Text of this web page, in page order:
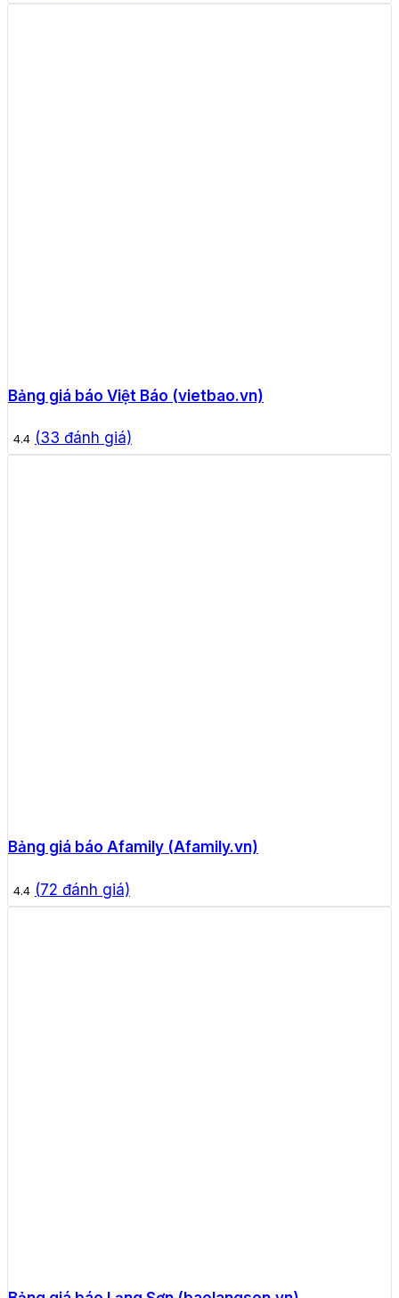
Bảng giá báo Việt Báo (vietbao.vn)
4.4 (33 đánh giá)
Bảng giá báo Afamily (Afamily.vn)
4.4 (72 đánh giá)